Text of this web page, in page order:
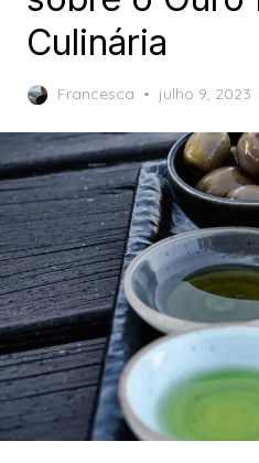
Culinária
Francesca
Posted
julho 9, 2023